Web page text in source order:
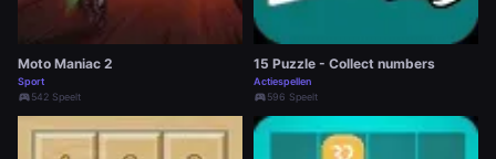
Moto Maniac 2
Sport
sports_esports542 Speelt
15 Puzzle - Collect numbers
Actiespellen
sports_esports596 Speelt